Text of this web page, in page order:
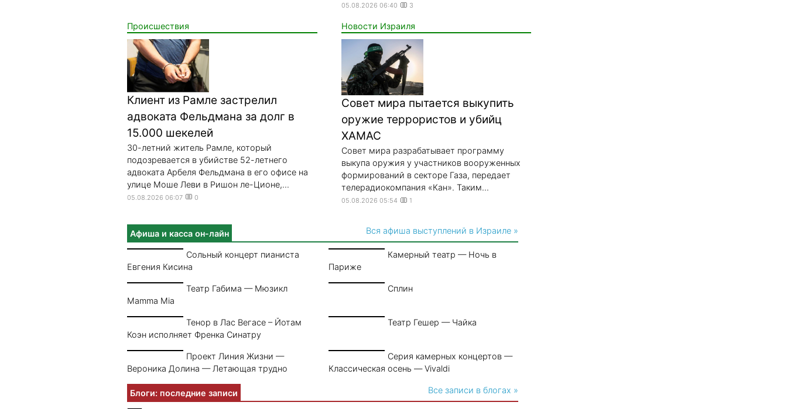
05.08.2026 06:40 3
Происшествия
Клиент из Рамле застрелил
адвоката Фельдмана за долг в
15.000 шекелей
30-летний житель Рамле, который
подозревается в убийстве 52-летнего
адвоката Арбеля Фельдмана в его офисе на
улице Моше Леви в Ришон ле-Ционе,...
05.08.2026 06:07 0
Новости Израиля
Совет мира пытается выкупить
оружие террористов и убийц
ХАМАС
Совет мира разрабатывает программу
выкупа оружия у участников вооруженных
формирований в секторе Газа, передает
телерадиокомпания «Кан». Таким...
05.08.2026 05:54 1
Афиша и касса он-лайн Вся афиша выступлений в Израиле »
Сольный концерт пианиста
Евгения Кисина
Камерный театр — Ночь в
Париже
Театр Габима — Мюзикл
Mamma Mia
Сплин
Тенор в Лас Вегасе – Йотам
Коэн исполняет Френка Синатру
Театр Гешер — Чайка
Проект Линия Жизни —
Вероника Долина — Летающая трудно
Серия камерных концертов —
Классическая осень — Vivaldi
Блоги: последние записи Все записи в блогах »